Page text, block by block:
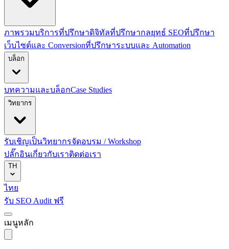
ภาพรวมบริการที่ปรึกษาดิจิทัลที่ปรึกษากลยุทธ์ SEOที่ปรึกษา
เว็บไซต์และ Conversionที่ปรึกษาระบบและ Automation
บล็อก
บทความและบล็อกCase Studies
วิทยากร
รับเชิญเป็นวิทยากรจัดอบรม / Workshop
ปลั๊กอินเกี่ยวกับเราติดต่อเรา
TH
ไทย
รับ SEO Audit ฟรี
เมนูหลัก